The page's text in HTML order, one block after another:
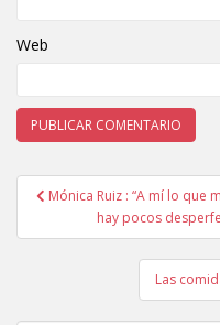
Web
Navegación
Mónica Ruiz : “A mí lo que
hay pocos
Las